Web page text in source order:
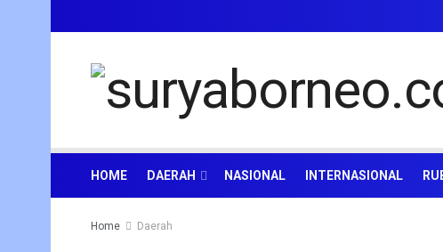
HOME DAERAH NASIONAL INTERNASIONAL
Home Daerah